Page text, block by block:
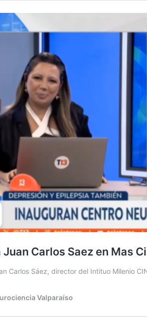
Carlos Saez en Mas
Carlos Sáez, director del Intituo Milenio
Valparaíso